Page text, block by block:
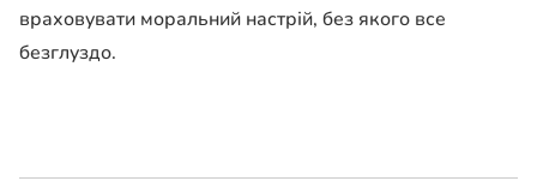
враховувати моральний настрій, без якого все
безглуздо.